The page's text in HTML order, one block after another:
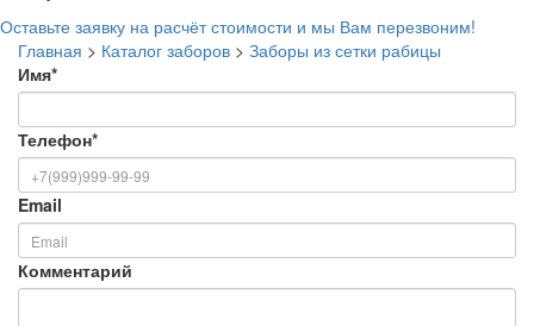
Оставьте заявку на расчёт стоимости и мы Вам перезвоним!
Главная > Каталог заборов > Заборы из сетки рабицы
Имя*
Телефон*
Email
Комментарий